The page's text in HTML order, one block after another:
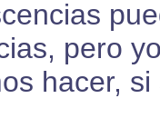
pero
hacer,